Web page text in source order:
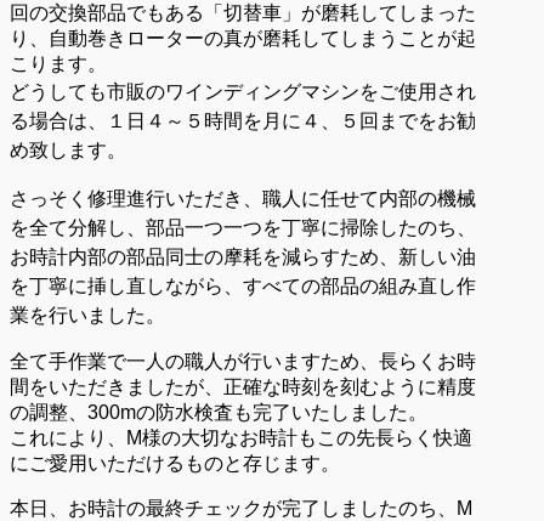
回の交換部品でもある「切替車」が磨耗してしまった
り、自動巻きローターの真が磨耗してしまうことが起
こります。
どうしても市販のワインディングマシンをご使用され
る場合は、１日４～５時間を月に４、５回までをお勧
め致します。
さっそく 修理進行いただき、職人に任せて内部の機械
を全て分解し、部品一つ一つを丁寧に掃除したのち、
お時計内部の部品同士の摩耗を減らすため、新しい油
を丁寧に挿し直しながら、すべての部品の組み直し作
業を行いました。
全て手作業で一人の職人が行いますため、長らくお時
間をいただきましたが、正確な時刻を刻むように精度
の調整、300mの防水検査も完了いたしました。
これにより、M様の大切なお時計もこの先長らく快適
にご愛用いただけるものと存じます。
本日、お時計の最終チェックが完了しましたのち、M